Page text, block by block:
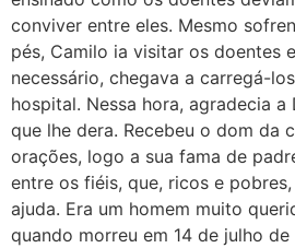
conviver entre eles. Mesmo
pés, Camilo ia visitar os doentes
necessário, chegava a carregá-
hospital. Nessa hora, agradecia a
que lhe dera. Recebeu o dom da
orações, logo a sua fama de
entre os fiéis, que, ricos e
ajuda. Era um homem muito
quando morreu em 14 de julho de